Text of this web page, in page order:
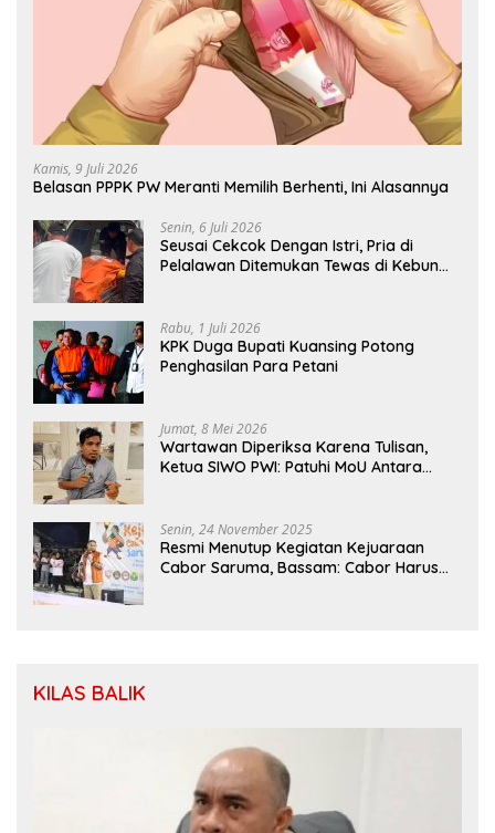
Kamis, 9 Juli 2026
Belasan PPPK PW Meranti Memilih Berhenti, Ini Alasannya
Senin, 6 Juli 2026
Seusai Cekcok Dengan Istri, Pria di
Pelalawan Ditemukan Tewas di Kebun
Rabu, 1 Juli 2026
KPK Duga Bupati Kuansing Potong
Penghasilan Para Petani
Jumat, 8 Mei 2026
Wartawan Diperiksa Karena Tulisan,
Ketua SIWO PWI: Patuhi MoU Antara
Senin, 24 November 2025
Resmi Menutup Kegiatan Kejuaraan
Cabor Saruma, Bassam: Cabor Harus
KILAS BALIK